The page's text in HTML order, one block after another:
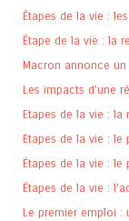
Étapes de la vie :
Étape de la vie : la
Macron annonce
Les impacts d’une
Etapes de la vie : la
Etapes de la vie : le
Étapes de la vie :
Étapes de la vie :
Le premier emploi :